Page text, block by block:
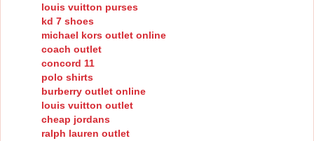
louis vuitton purses
kd 7 shoes
michael kors outlet online
coach outlet
concord 11
polo shirts
burberry outlet online
louis vuitton outlet
cheap jordans
ralph lauren outlet